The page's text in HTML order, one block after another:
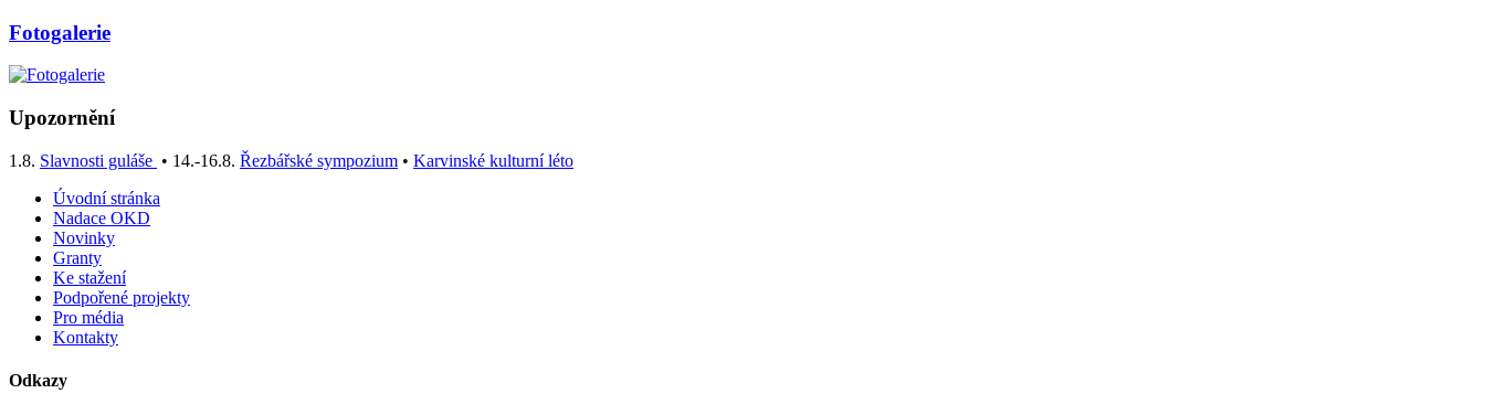
Fotogalerie
Upozornění
1.8. Slavnosti guláše • 14.-16.8. Řezbářské sympozium • Karvinské kulturní léto
Úvodní stránka
Nadace OKD
Novinky
Granty
Ke stažení
Podpořené projekty
Pro média
Kontakty
Odkazy